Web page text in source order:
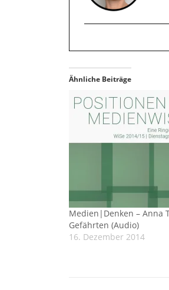
Ähnliche Beiträge
Medien|Denken – Anna
Gefährten (Audio)
16. Dezember 2014